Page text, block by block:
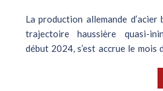
La production allemande
trajectoire haussière quasi-
début 2024, s’est accrue le mois